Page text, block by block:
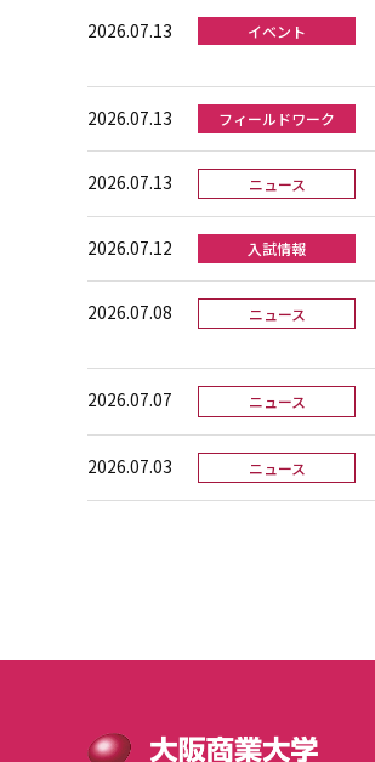
2026.07.13 イベント
2026.07.13 フィールドワーク
2026.07.13 ニュース
2026.07.12 入試情報
2026.07.08 ニュース
2026.07.07 ニュース
2026.07.03 ニュース